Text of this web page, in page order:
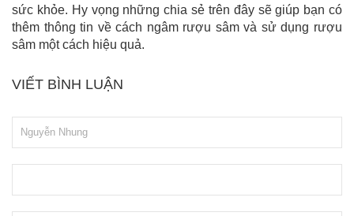
sức khỏe. Hy vọng những chia sẻ trên đây sẽ giúp bạn có
thêm thông tin về cách ngâm rượu sâm và sử dụng rượu
sâm một cách hiệu quả.
VIẾT BÌNH LUẬN